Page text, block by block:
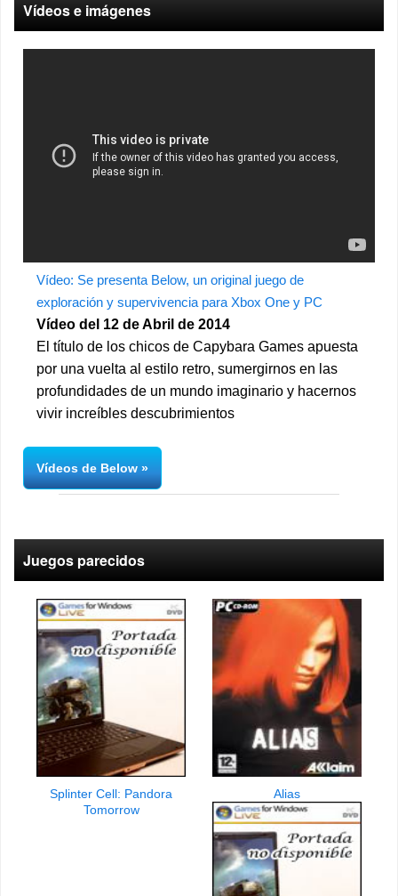
Vídeos e imágenes
Vídeo: Se presenta Below, un original juego de
exploración y supervivencia para Xbox One y PC
Vídeo del 12 de Abril de 2014
El título de los chicos de Capybara Games apuesta
por una vuelta al estilo retro, sumergirnos en las
profundidades de un mundo imaginario y hacernos
vivir increíbles descubrimientos
Vídeos de Below
Juegos parecidos
Splinter Cell: Pandora
Tomorrow
Alias